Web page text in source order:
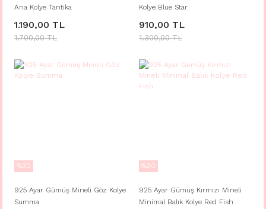
Ana Kolye Tantika
1.190,00 TL
1.700,00 TL
Kolye Blue Star
910,00 TL
1.300,00 TL
%30
925 Ayar Gümüş Mineli Göz Kolye
Summa
%30
925 Ayar Gümüş Kırmızı Mineli
Minimal Balık Kolye Red Fish